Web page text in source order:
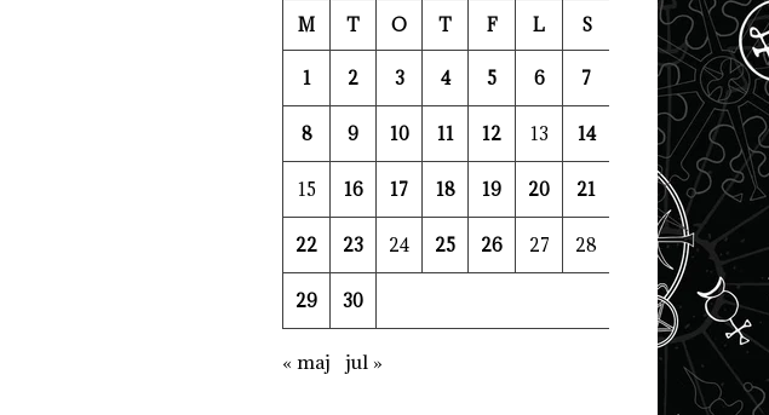
M T O T F L S
1 2 3 4 5 6 7
8 9 10 11 12 13 14
15 16 17 18 19 20 21
22 23 24 25 26 27 28
29 30
« maj jul »